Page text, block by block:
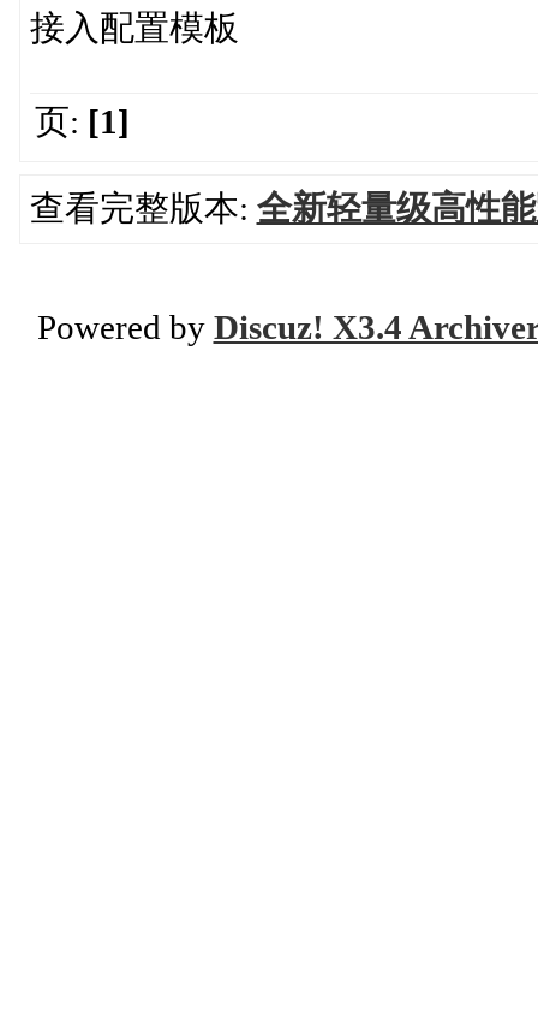
接入配置模板
页: [1]
查看完整版本: 全新轻量级高性
Powered by Discuz! X3.4